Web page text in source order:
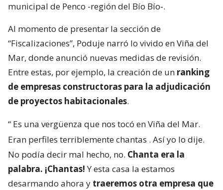
municipal de Penco -región del Bío Bío-.
Al momento de presentar la sección de
“Fiscalizaciones”, Poduje narró lo vivido en Viña del
Mar, donde anunció nuevas medidas de revisión.
Entre estas, por ejemplo, la creación de un ranking
de empresas constructoras para la adjudicación
de proyectos habitacionales.
“ Es una vergüenza que nos tocó en Viña del Mar.
Eran perfiles terriblemente chantas . Así yo lo dije.
No podía decir mal hecho, no. Chanta era la
palabra. ¡Chantas!Y esta casa la estamos
desarmando ahora y traeremos otra empresa que